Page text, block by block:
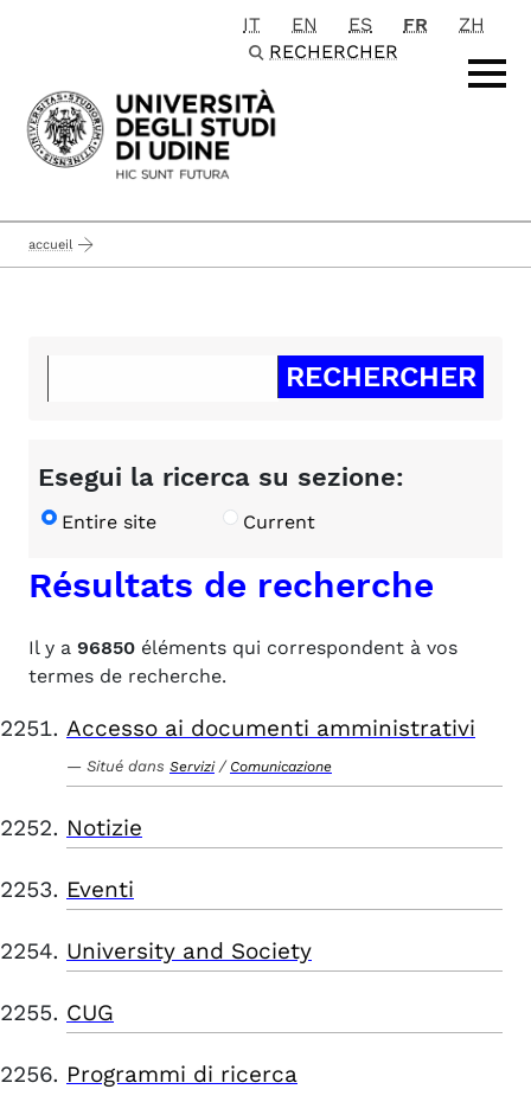
Passa al contenuto principale
IT EN ES FR
ZH
RECHERCHER
accueil
Esegui la ricerca su sezione:
Entire site Current
Résultats de recherche
Il y a 96850 éléments qui correspondent à vos
termes de recherche.
Accesso ai documenti amministrativi
Situé dans Servizi / Comunicazione
Notizie
Eventi
University and Society
CUG
Programmi di ricerca